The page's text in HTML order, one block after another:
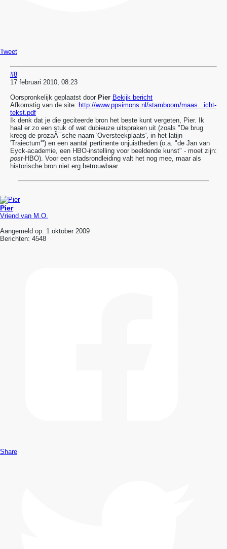
Tweet
#8
17 februari 2010, 08:23
Oorspronkelijk geplaatst door Pier Bekijk bericht
Afkomstig van de site: http://www.ppsimons.nl/stamboom/maas...icht-
tekst.pdf
Ik denk dat je die geciteerde bron het beste kunt vergeten, Pier. Ik
haal er zo een stuk of wat dubieuze uitspraken uit (zoals "De brug
kreeg de prozaÃ¯sche naam 'Oversteekplaats', in het latijn
'Traiectum'") en een aantal pertinente onjuistheden (o.a. "de Jan van
Eyck-academie, een HBO-instelling voor beeldende kunst" - moet zijn:
post-HBO). Voor een stadsrondleiding valt het nog mee, maar als
historische bron niet erg betrouwbaar...
Pier
Vriend van M.O.
Aangemeld op: 1 oktober 2009
Berichten: 4548
Share